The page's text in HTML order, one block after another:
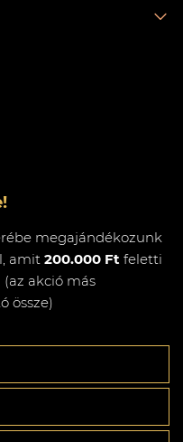
megajándékozunk
amit 200.000 Ft feletti
akció más
össze)